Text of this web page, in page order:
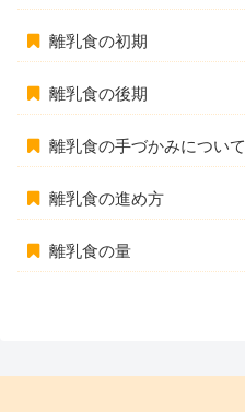
離乳食の初期
離乳食の後期
離乳食の手づかみについて
離乳食の進め方
離乳食の量